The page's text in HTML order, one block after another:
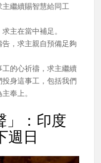
繼續賜智慧給同工
主在當中補足。
，求主親自預備足夠
的心祈禱，求主繼續
身這事工，包括我們
奉上。
」：印度
週日